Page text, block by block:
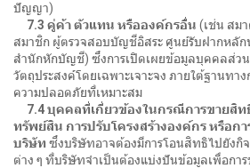
ปัญญา)
7.3 คู่ค้า ตัวแทน หรือองค์กรอื่น (เช่น สม
สมาชิก ผู้ตรวจสอบบัญชีอิสระ ศูนย์รับฝากหลัก
สำนักหักบัญชี) ซึ่งการเปิดเผยข้อมูลบุคคลส่ว
วัตถุประสงค์โดยเฉพาะเจาะจง ภายใต้ฐานทา
ความปลอดภัยที่เหมาะสม
7.4 บุคคลที่เกี่ยวข้องในกรณีการขายสิท
ทรัพย์สิน การปรับโครงสร้างองค์กร หรือก
บริษัท ซึ่งบริษัทอาจต้องมีการโอนสิทธิไปยังกิ
ต่าง ๆ ที่บริษัทจำเป็นต้องแบ่งปันข้อมูลเพื่อกา